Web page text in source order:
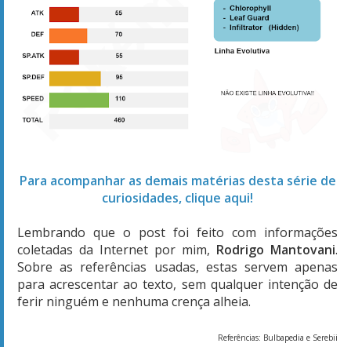
Para acompanhar as demais matérias desta série de
curiosidades, clique aqui!
Lembrando que o post foi feito com informações
coletadas da Internet por mim, Rodrigo Mantovani.
Sobre as referências usadas, estas servem apenas
para acrescentar ao texto, sem qualquer intenção de
ferir ninguém e nenhuma crença alheia.
Referências: Bulbapedia e Serebii